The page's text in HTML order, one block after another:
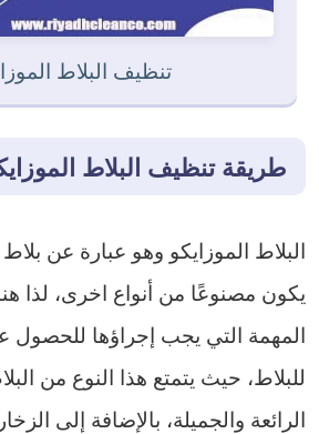
تنظيف البلاط
طريقة تنظيف البلاط
البلاط الموزايكو وهو عبارة عن
يكون مصنوعًا من أنواع اخرى، لذا
المهمة التي يجب إجراؤها
للبلاط، حيث يتمتع هذا النوع من
الرائعة والجميلة، بالإضافة إلى